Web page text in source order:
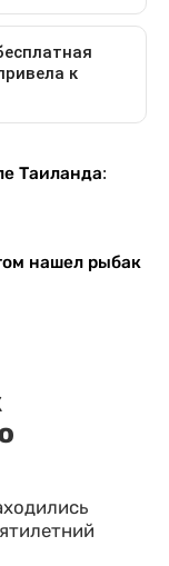
Таиланда:
нашел рыбак